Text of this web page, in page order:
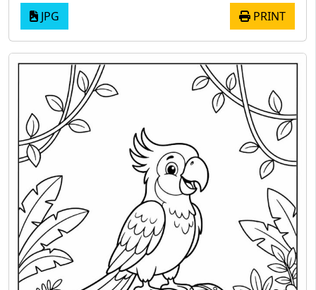
JPG PRINT